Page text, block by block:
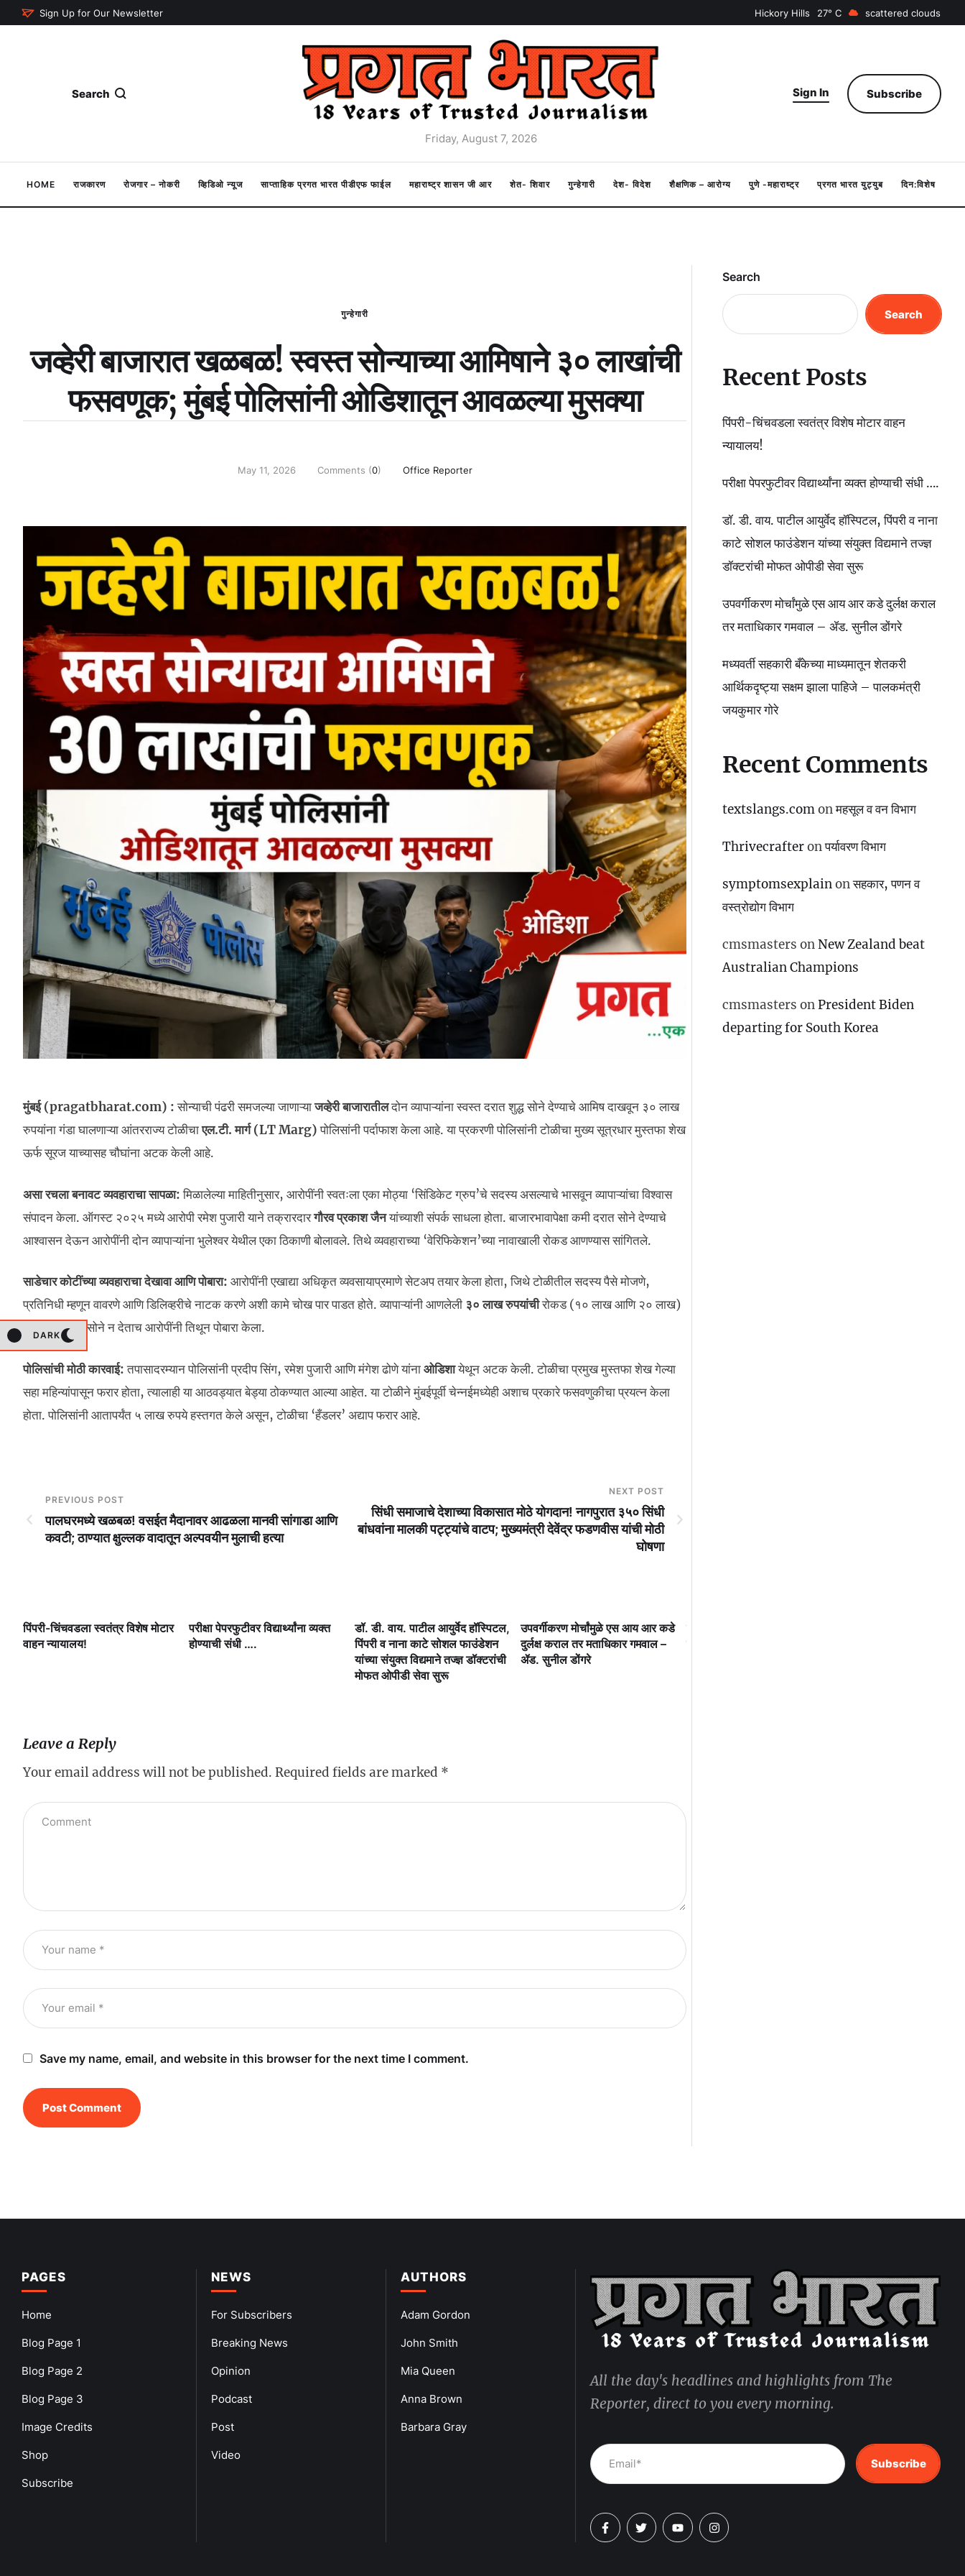
Sign Up for Our Newsletter Hickory Hills 27 scattered clouds
Search
Friday, August 7, 2026
Sign In Subscribe
DARK
HOME राजकारण रोजगार – नोकरी व्हिडिओ न्यूज साप्ताहिक प्रगत भारत पीडीएफ फाईल महाराष्ट्र शासन जी आर शेत- शिवार गुन्हेगारी देश- विदेश शैक्षणिक – आरोग्य पुणे -महाराष्ट्र प्रगत भारत युट्युब दिन:विशेष
गुन्हेगारी
जव्हेरी बाजारात खळबळ! स्वस्त सोन्याच्या आमिषाने ३० लाखांची
फसवणूक; मुंबई पोलिसांनी ओडिशातून आवळल्या मुसक्या
May 11, 2026 Comments (0) Office Reporter
मुंबई (pragatbharat.com) :सोन्याची पंढरी समजल्या जाणाऱ्याजव्हेरी बाजारातीलदोन व्यापाऱ्यांना स्वस्त दरात शुद्ध सोने देण्याचे आमिष दाखवून ३० लाख
रुपयांना गंडा घालणाऱ्या आंतरराज्य टोळीचाएल.टी. मार्ग (LT Marg)पोलिसांनी पर्दाफाश केला आहे. या प्रकरणी पोलिसांनी टोळीचा मुख्य सूत्रधार मुस्तफा शेख
ऊर्फ सूरज याच्यासह चौघांना अटक केली आहे.
असा रचला बनावट व्यवहाराचा सापळा:मिळालेल्या माहितीनुसार, आरोपींनी स्वतःला एका मोठ्या ‘सिंडिकेट ग्रुप’चे सदस्य असल्याचे भासवून व्यापाऱ्यांचा विश्वास
संपादन केला. ऑगस्ट २०२५ मध्ये आरोपी रमेश पुजारी याने तक्रारदारगौरव प्रकाश जैनयांच्याशी संपर्क साधला होता. बाजारभावापेक्षा कमी दरात सोने देण्याचे
आश्वासन देऊन आरोपींनी दोन व्यापाऱ्यांना भुलेश्वर येथील एका ठिकाणी बोलावले. तिथे व्यवहाराच्या ‘वेरिफिकेशन’च्या नावाखाली रोकड आणण्यास सांगितले.
साडेचार कोटींच्या व्यवहाराचा देखावा आणि पोबारा: आरोपींनी एखाद्या अधिकृत व्यवसायाप्रमाणे सेटअप तयार केला होता, जिथे टोळीतील सदस्य पैसे मोजणे,
प्रतिनिधी म्हणून वावरणे आणि डिलिव्हरीचे नाटक करणे अशी कामे चोख पार पाडत होते. व्यापाऱ्यांनी आणलेली ३० लाख रुपयांचीरोकड (१० लाख आणि २० लाख)
ताब्यात येताच, सोने न देताच आरोपींनी तिथून पोबारा केला.
पोलिसांची मोठी कारवाई:तपासादरम्यान पोलिसांनी प्रदीप सिंग, रमेश पुजारी आणि मंगेश ढोणे यांनाओडिशायेथून अटक केली. टोळीचा प्रमुख मुस्तफा शेख गेल्या
सहा महिन्यांपासून फरार होता, त्यालाही या आठवड्यात बेड्या ठोकण्यात आल्या आहेत. या टोळीने मुंबईपूर्वी चेन्नईमध्येही अशाच प्रकारे फसवणुकीचा प्रयत्न केला
होता. पोलिसांनी आतापर्यंत ५ लाख रुपये हस्तगत केले असून, टोळीचा ‘हँडलर’ अद्याप फरार आहे.
PREVIOUS POST
पालघरमध्ये खळबळ! वसईत मैदानावर आढळला मानवी सांगाडा आणि
कवटी; ठाण्यात क्षुल्लक वादातून अल्पवयीन मुलाची हत्या
NEXT POST
सिंधी समाजाचे देशाच्या विकासात मोठे योगदान! नागपुरात ३५० सिंधी
बांधवांना मालकी पट्ट्यांचे वाटप; मुख्यमंत्री देवेंद्र फडणवीस यांची मोठी
घोषणा
पिंपरी-चिंचवडला स्वतंत्र विशेष मोटार
वाहन न्यायालय!
परीक्षा पेपरफुटीवर विद्यार्थ्यांना व्यक्त
होण्याची संधी ….
डॉ. डी. वाय. पाटील आयुर्वेद हॉस्पिटल,
पिंपरी व नाना काटे सोशल फाउंडेशन
यांच्या संयुक्त विद्यमाने तज्ज्ञ डॉक्टरांची
मोफत ओपीडी सेवा सुरू
उपवर्गीकरण मोर्चांमुळे एस आय आर कडे
दुर्लक्ष कराल तर मताधिकार गमवाल –
ॲड. सुनील डोंगरे
Leave a Reply
Your email address will not be published. Required fields are marked *
Save my name, email, and website in this browser for the next time I comment.
Search
Search
Recent Posts
पिंपरी-चिंचवडला स्वतंत्र विशेष मोटार वाहन
न्यायालय!
परीक्षा पेपरफुटीवर विद्यार्थ्यांना व्यक्त होण्याची संधी ….
डॉ. डी. वाय. पाटील आयुर्वेद हॉस्पिटल, पिंपरी व नाना
काटे सोशल फाउंडेशन यांच्या संयुक्त विद्यमाने तज्ज्ञ
डॉक्टरांची मोफत ओपीडी सेवा सुरू
उपवर्गीकरण मोर्चांमुळे एस आय आर कडे दुर्लक्ष कराल
तर मताधिकार गमवाल – ॲड. सुनील डोंगरे
मध्यवर्ती सहकारी बँकेच्या माध्यमातून शेतकरी
आर्थिकदृष्ट्या सक्षम झाला पाहिजे – पालकमंत्री
जयकुमार गोरे
Recent Comments
textslangs.comonमहसूल व वन विभाग
Thrivecrafteronपर्यावरण विभाग
symptomsexplainonसहकार, पणन व
वस्‍त्रोद्योग विभाग
cmsmasters onNew Zealand beat
Australian Champions
cmsmasters onPresident Biden
departing for South Korea
PAGES
Home
Blog Page 1
Blog Page 2
Blog Page 3
Image Credits
Shop
Subscribe
NEWS
For Subscribers
Breaking News
Opinion
Podcast
Post
Video
AUTHORS
Adam Gordon
John Smith
Mia Queen
Anna Brown
Barbara Gray
All the day's headlines and highlights from The
Reporter, direct to you every morning.
Subscribe